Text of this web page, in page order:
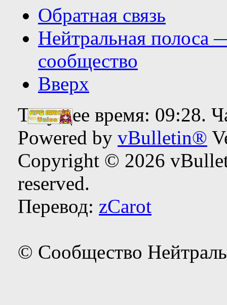
Обратная связь
Нейтральная полоса
сообщество
Вверх
Текущее время: 09:28.
Powered by vBulletin®
Copyright © 2026
reserved.
Перевод: zCarot
© Сообщество